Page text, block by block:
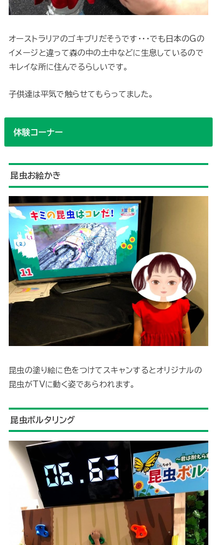
オーストラリアのゴキブリだそうです・・・でも日本のGの
イメージと違って森の中の土中などに生息しているので
キレイな所に住んでるらしいです。
子供達は平気で触らせてもらってました。
体験コーナー
昆虫お絵かき
昆虫の塗り絵に色をつけてスキャンするとオリジナルの
昆虫がTVに動く姿であらわれます。
昆虫ボルタリング